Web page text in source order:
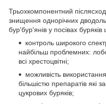
Трьохкомпонентний
знищення однорічних
бур'бур'янів у посівах буряків
контроль широкого
найбільш проблемних:
всі хрестоцвітні;
можливість
більшістю препаратів які
цукрових буряків;